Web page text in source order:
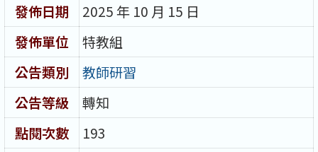
發佈日期
2025 年 10 月 15 日
發佈單位
特教組
公告類別
教師研習
公告等級
轉知
點閱次數
193